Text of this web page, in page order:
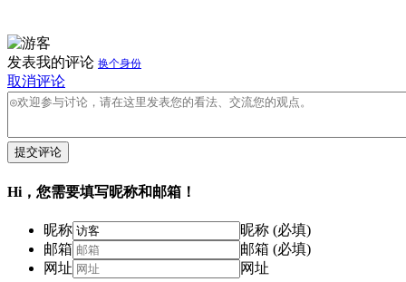
发表我的评论 换个身份
取消评论
提交评论
Hi，您需要填写昵称和邮箱！
昵称
昵称 (必填)
邮箱
邮箱 (必填)
网址
网址